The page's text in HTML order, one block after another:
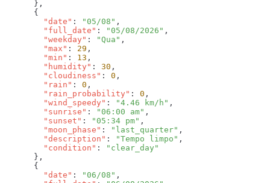
        "date"
: "05/08"
        "full_date"
: "05/08/2026"
        "weekday"
: "Qua"
        "max"
: 29
        "min"
: 13
        "humidity"
: 30
        "cloudiness"
: 0
        "rain"
: 0
        "rain_probability"
: 0
        "wind_speedy"
: "4.46 km/h"
        "sunrise"
: "06:00 am"
        "sunset"
: "05:34 pm"
        "moon_phase"
: "last_quarter"
        "description"
: "Tempo limpo"
        "condition"
:
        "date"
: "06/08"